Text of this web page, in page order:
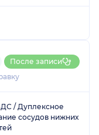
После записи
/ Дуплексное
сосудов нижних